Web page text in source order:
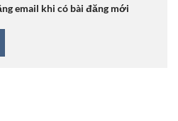
email khi có bài đăng mới